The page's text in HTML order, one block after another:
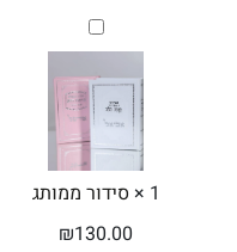
סידור
ממותג
1
×סידור ממותג
₪130.00